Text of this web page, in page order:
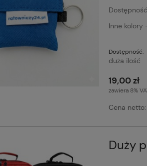
Inne kolory
Dostępność:
duża ilość
19,00 zł
zawiera 8%
Cena netto:
Duży